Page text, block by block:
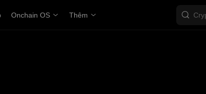
Onchain OS Thêm